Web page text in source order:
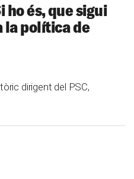
ho és, que sigui
la política de
dirigent del PSC,